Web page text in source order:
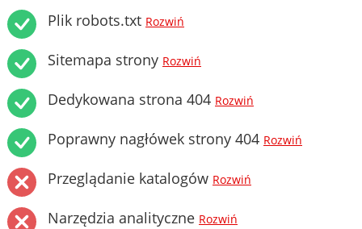
Plik robots.txt Rozwiń
Sitemapa strony Rozwiń
Dedykowana strona 404 Rozwiń
Poprawny nagłówek strony 404 Rozwiń
Przeglądanie katalogów Rozwiń
Narzędzia analityczne Rozwiń